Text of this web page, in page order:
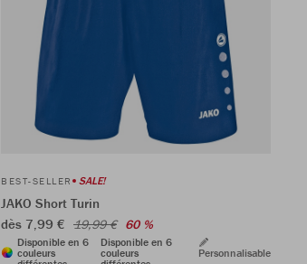
BEST-SELLER SALE!
JAKO Short Turin
dès 7,99 € 19,99 € 60 %
Disponible en 6
couleurs
Disponible en 6
couleurs
Personnalisable